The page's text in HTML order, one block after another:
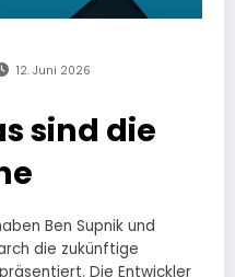
12. Juni 2026
sind die
Ben Supnik und
die zukünftige
präsentiert. Die Entwickler